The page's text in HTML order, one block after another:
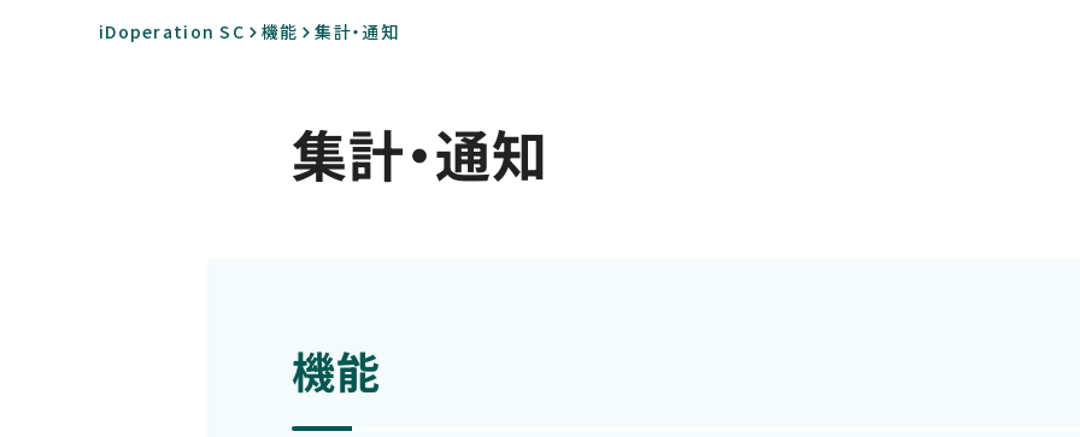
iDoperation SC 機能 集計・通知
集計・通知
機能